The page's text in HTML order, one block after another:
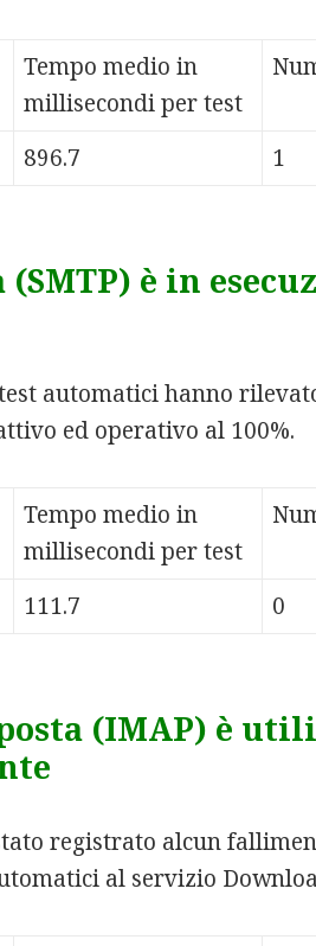
Tempo medio in
millisecondi per test
896.7 1
è in
automatici hanno
ed operativo al 100%.
Tempo medio in
millisecondi per test
111.7 0
(IMAP) è
registrato alcun
al servizio